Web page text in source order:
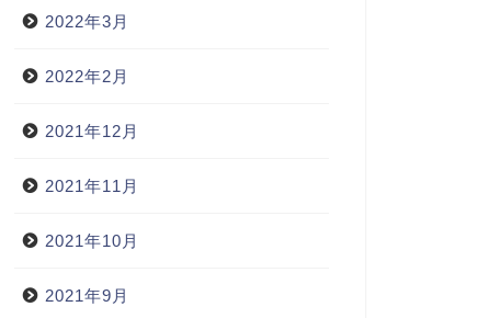
2022年3月
2022年2月
2021年12月
2021年11月
2021年10月
2021年9月